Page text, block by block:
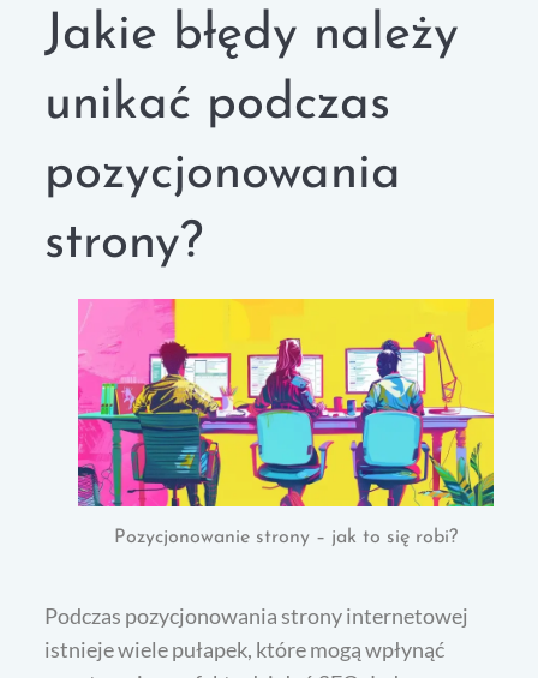
Jakie błędy należy
unikać podczas
pozycjonowania
strony?
Pozycjonowanie strony – jak to się robi?
Podczas pozycjonowania strony internetowej
istnieje wiele pułapek, które mogą wpłynąć